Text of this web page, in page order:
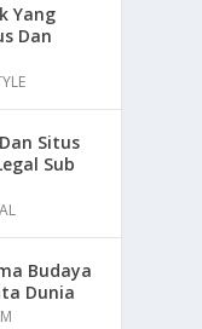
Yang
Dan
Situs
Sub
Budaya
Dunia